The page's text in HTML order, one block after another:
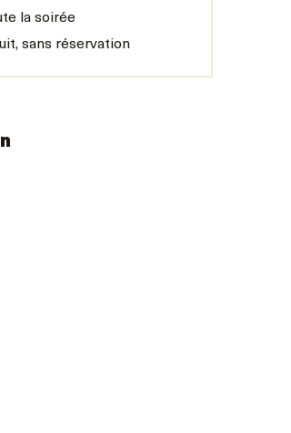
la soirée
sans réservation